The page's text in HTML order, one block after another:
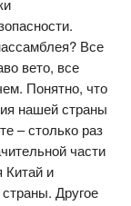
Все
вето, все
Понятно, что
нашей страны
– столько раз
части
Китай и
Другое